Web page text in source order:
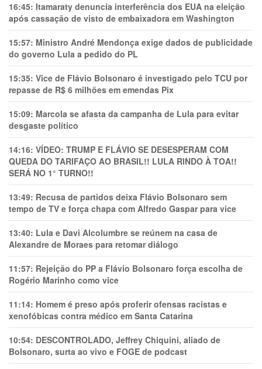
16:45: Itamaraty denuncia interferência dos EUA na eleição
após cassação de visto de embaixadora em Washington
15:57: Ministro André Mendonça exige dados de publicidade
do governo Lula a pedido do PL
15:35: Vice de Flávio Bolsonaro é investigado pelo TCU por
repasse de R$ 6 milhões em emendas Pix
15:09: Marcola se afasta da campanha de Lula para evitar
desgaste político
14:16: VÍDEO: TRUMP E FLÁVIO SE DESESPERAM COM
QUEDA DO TARIFAÇO AO BRASIL!! LULA RINDO À TOA!!
SERÁ NO 1° TURNO!!
13:49: Recusa de partidos deixa Flávio Bolsonaro sem
tempo de TV e força chapa com Alfredo Gaspar para vice
13:40: Lula e Davi Alcolumbre se reúnem na casa de
Alexandre de Moraes para retomar diálogo
11:57: Rejeição do PP a Flávio Bolsonaro força escolha de
Rogério Marinho como vice
11:14: Homem é preso após proferir ofensas racistas e
xenofóbicas contra médico em Santa Catarina
10:54: DESCONTROLADO, Jeffrey Chiquini, aliado de
Bolsonaro, surta ao vivo e FOGE de podcast